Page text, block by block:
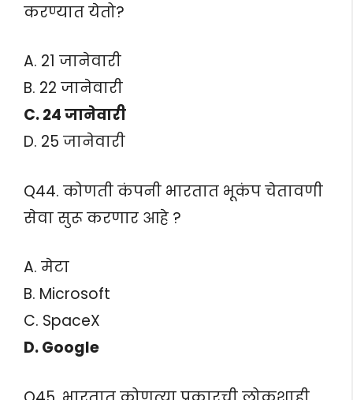
करण्यात येतो?
A. 21 जानेवारी
B. 22 जानेवारी
C. 24 जानेवारी
D. 25 जानेवारी
Q44. कोणती कंपनी भारतात भूकंप चेतावणी
सेवा सुरू करणार आहे ?
A. मेटा
B. Microsoft
C. SpaceX
D. Google